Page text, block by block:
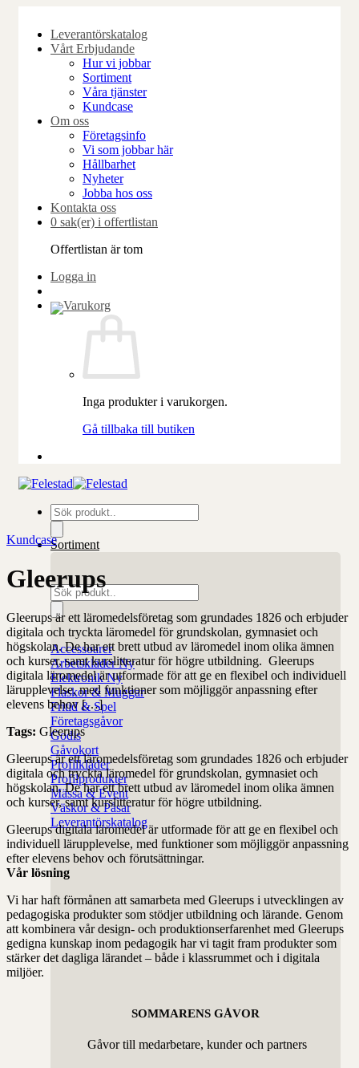
content
Leverantörskatalog
Vårt Erbjudande
Hur vi jobbar
Sortiment
Våra tjänster
Kundcase
Om oss
Företagsinfo
Vi som jobbar här
Hållbarhet
Nyheter
Jobba hos oss
Kontakta oss
0 sak(er) i offertlistan
Offertlistan är tom
Logga in
Inga produkter i varukorgen.
Gå tillbaka till butiken
Produktsökning
Sortiment
Produktsökning
Accessoarer
Arbetskläder
Elektronik
Flaskor & Muggar
Fritid & Spel
Företagsgåvor
Godis
Gåvokort
Profilkläder
Profilprodukter
Mässa & Event
Väskor & Påsar
Leverantörskatalog
SOMMARENS GÅVOR
Gåvor till medarbetare, kunder och partners
Kundcase
Gleerups
Gleerups är ett läromedelsföretag som grundades 1826 och erbjuder
digitala och tryckta läromedel för grundskolan, gymnasiet och
högskolan. De har ett brett utbud av läromedel inom olika ämnen
och kurser, samt kurslitteratur för högre utbildning. Gleerups
digitala läromedel är utformade för att ge en flexibel och individuell
lärupplevelse, med funktioner som möjliggör anpassning efter
elevens behov […]
Tags: Gleerups
Gleerups är ett läromedelsföretag som grundades 1826 och erbjuder
digitala och tryckta läromedel för grundskolan, gymnasiet och
högskolan.De har ett brett utbud av läromedel inom olika ämnen
och kurser, samt kurslitteratur för högre utbildning.
Gleerups digitala läromedel är utformade för att ge en flexibel och
individuell lärupplevelse, med funktioner som möjliggör anpassning
efter elevens behov och förutsättningar.
Vår lösning
Vi har haft förmånen att samarbeta med Gleerups i utvecklingen av
pedagogiska produkter som stödjer utbildning och lärande. Genom
att kombinera vår design- och produktionserfarenhet med Gleerups
gedigna kunskap inom pedagogik har vi tagit fram produkter som
stärker det dagliga lärandet – både i klassrummet och i digitala
miljöer.